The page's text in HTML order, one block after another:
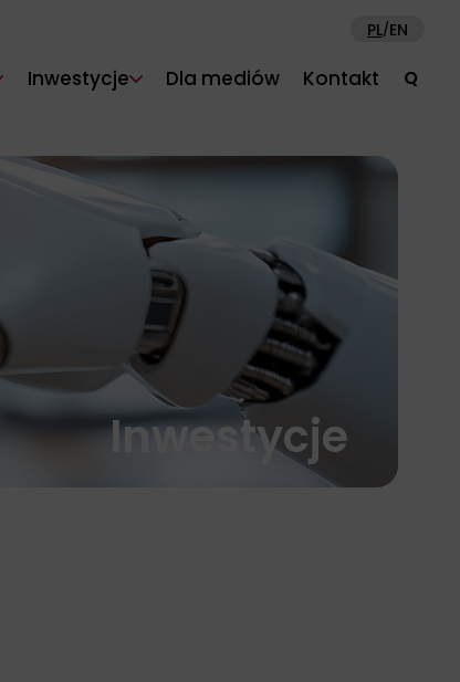
Inwestycje Dla mediów Kontakt Q
PL/EN
Inwestycje